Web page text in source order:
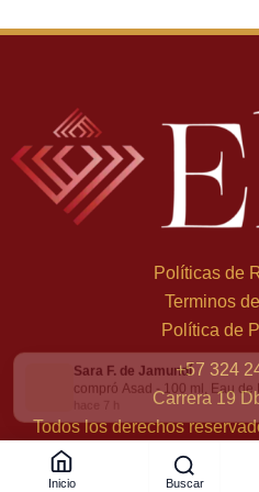
Políticas de
Terminos
Política de
+57 324
Carrera 19
Todos los derechos
Inicio Buscar
Sara F. de Jamundí
compró Asad - 100 ml, Eau de
hace 7 h